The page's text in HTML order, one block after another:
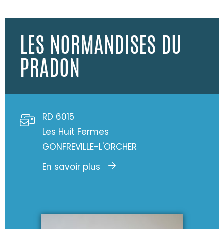
LES NORMANDISES DU
PRADON
RD 6015
Les Huit Fermes
GONFREVILLE-L'ORCHER
En savoir plus